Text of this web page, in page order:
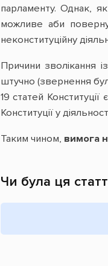
парламенту. Однак,
можливе аби
неконституційну
Причини зволікання
штучно (звернення
19 статей
Конституції у
Таким чином, вимога
Чи була ця